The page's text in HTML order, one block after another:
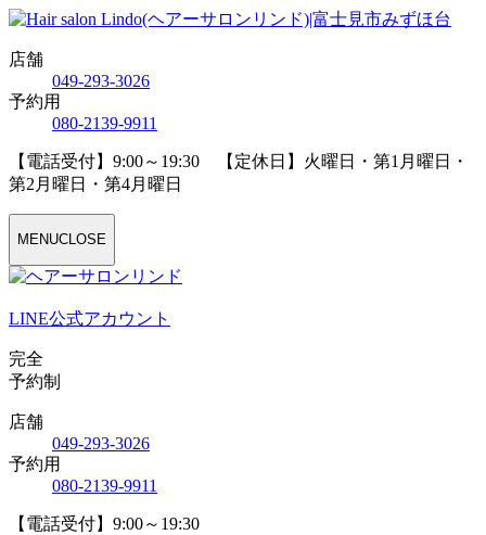
店舗
049-293-3026
予約用
080-2139-9911
【電話受付】9:00～19:30 【定休日】火曜日・第1月曜日・
第2月曜日・第4月曜日
MENUCLOSE
LINE公式アカウント
完全
予約制
店舗
049-293-3026
予約用
080-2139-9911
【電話受付】9:00～19:30